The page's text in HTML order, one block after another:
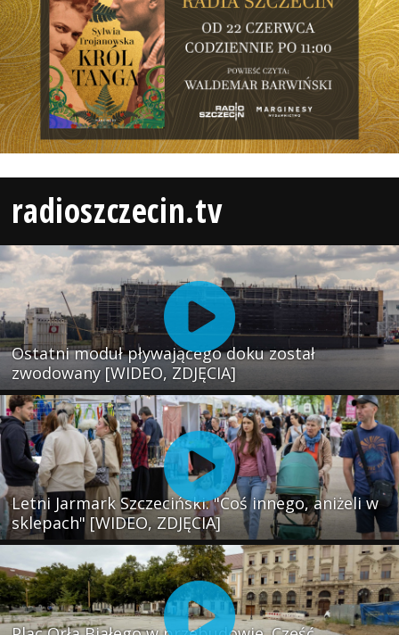
radioszczecin.tv
Ostatni moduł pływającego doku został
zwodowany [WIDEO, ZDJĘCIA]
Letni Jarmark Szczeciński. "Coś innego, aniżeli w
sklepach" [WIDEO, ZDJĘCIA]